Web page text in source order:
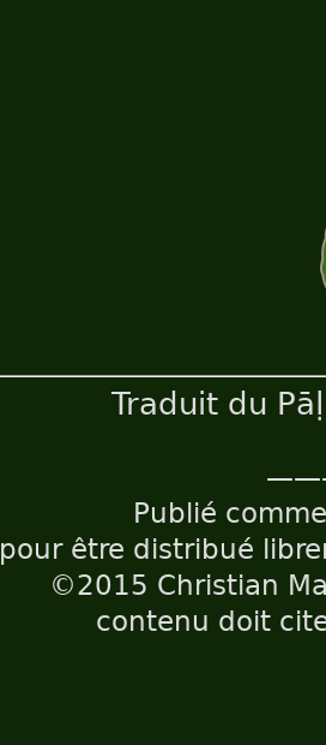
Traduit du
Publié
pour être distribué
©2015 Christian
contenu doit